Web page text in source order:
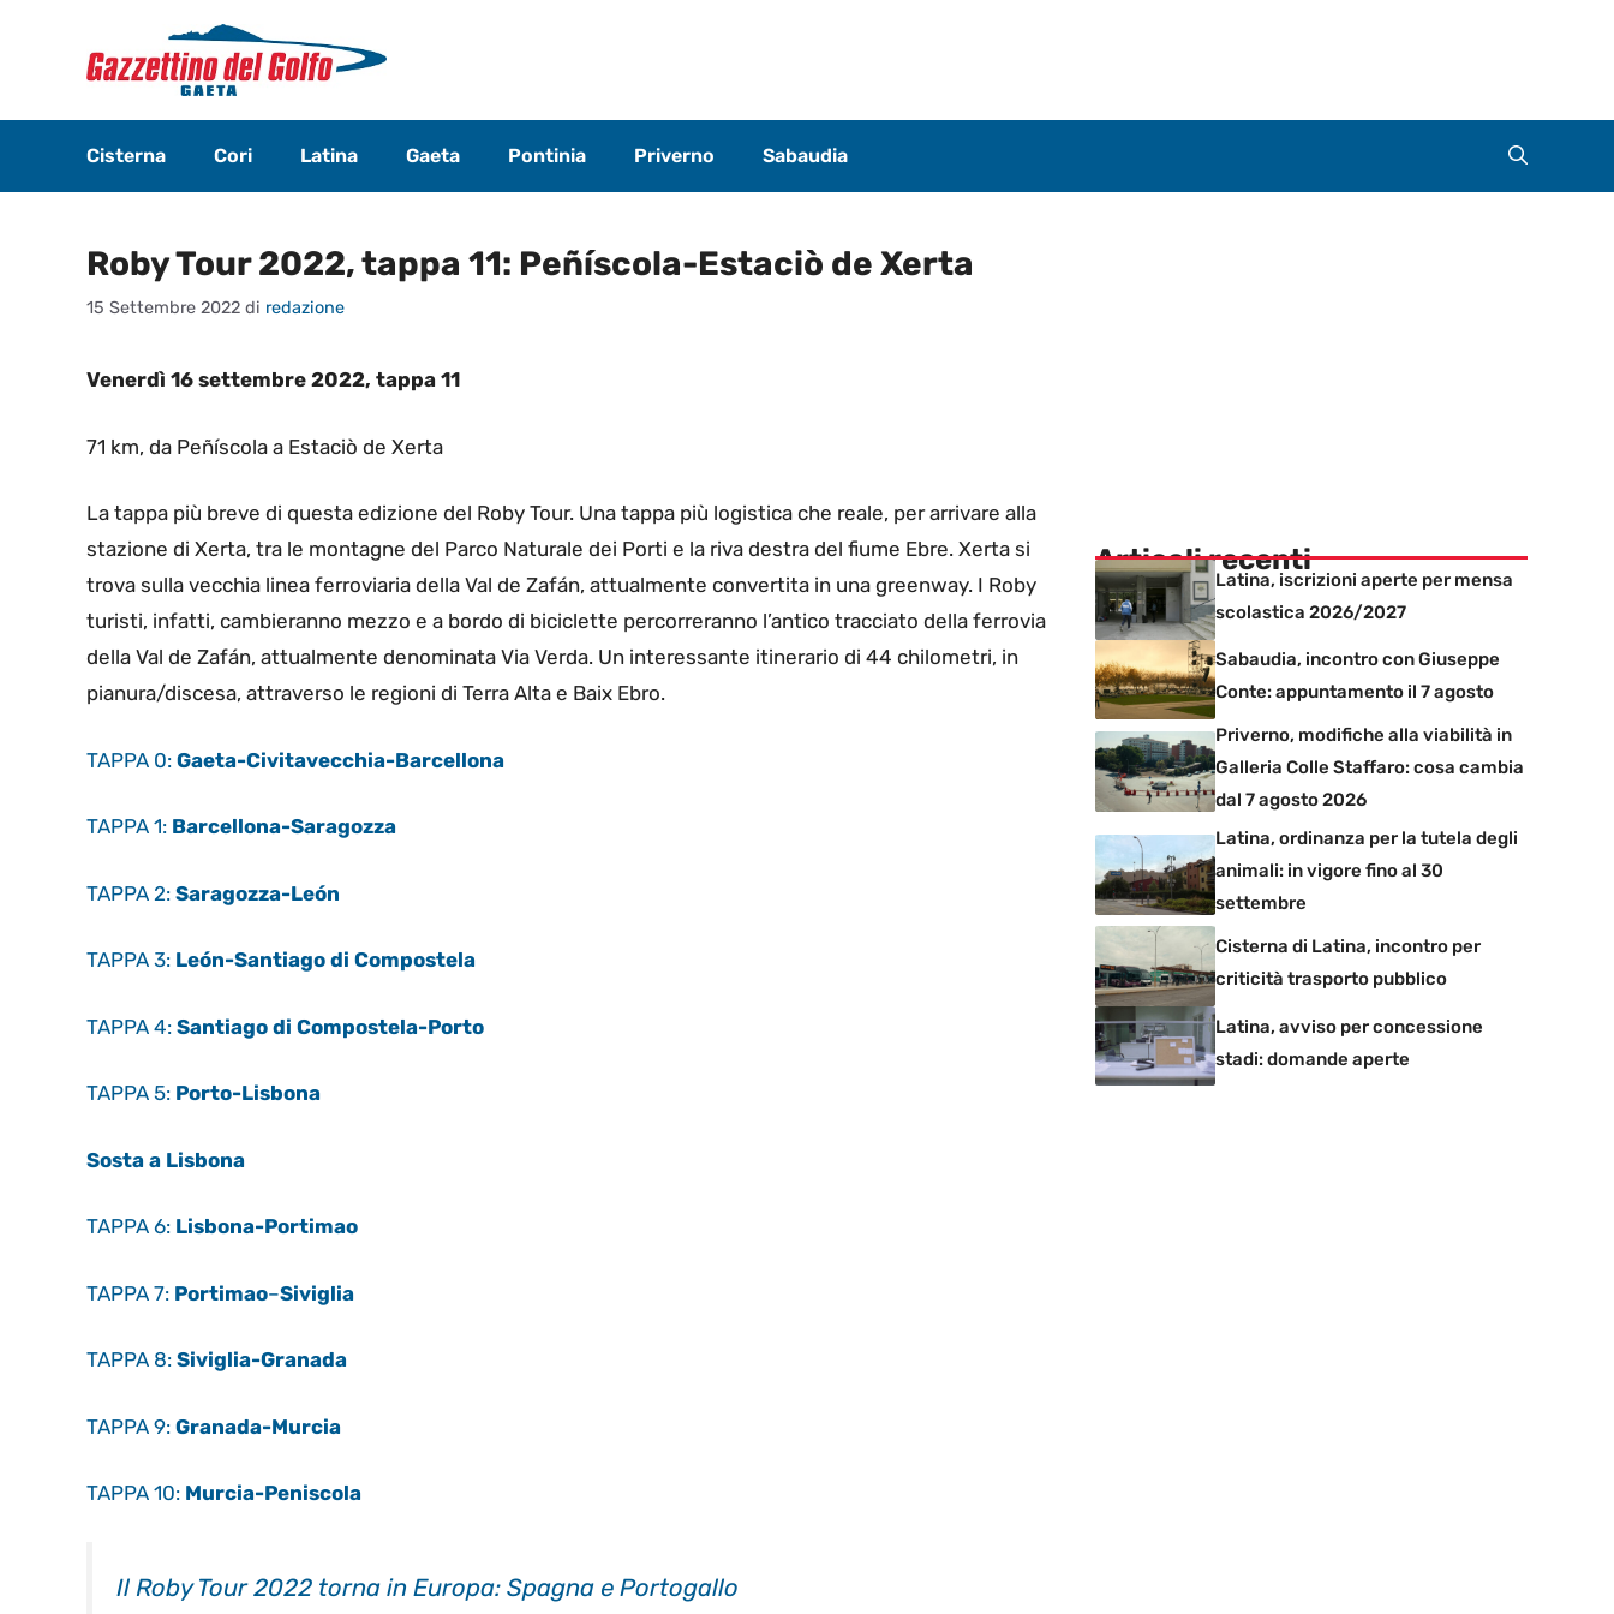
contenuto
Cisterna Cori Latina Gaeta Pontinia Priverno Sabaudia
Roby Tour 2022, tappa 11: Peñíscola-Estaciò de Xerta
15 Settembre 2022 di redazione
Venerdì 16 settembre 2022, tappa 11
71 km, da Peñíscola a Estaciò de Xerta
La tappa più breve di questa edizione del Roby Tour. Una tappa più logistica che reale, per arrivare alla
stazione di Xerta, tra le montagne del Parco Naturale dei Porti e la riva destra del fiume Ebre. Xerta si
trova sulla vecchia linea ferroviaria della Val de Zafán, attualmente convertita in una greenway. I Roby
turisti, infatti, cambieranno mezzo e a bordo di biciclette percorreranno l’antico tracciato della ferrovia
della Val de Zafán, attualmente denominata Via Verda. Un interessante itinerario di 44 chilometri, in
pianura/discesa, attraverso le regioni di Terra Alta e Baix Ebro.
TAPPA 0: Gaeta-Civitavecchia-Barcellona
TAPPA 1: Barcellona-Saragozza
TAPPA 2: Saragozza-León
TAPPA 3: León-Santiago di Compostela
TAPPA 4: Santiago di Compostela-Porto
TAPPA 5: Porto-Lisbona
Sosta a Lisbona
TAPPA 6: Lisbona-Portimao
TAPPA 7: Portimao–Siviglia
TAPPA 8: Siviglia-Granada
TAPPA 9: Granada-Murcia
TAPPA 10: Murcia-Peniscola
Articoli recenti
Latina, iscrizioni aperte per mensa
scolastica 2026/2027
Sabaudia, incontro con Giuseppe
Conte: appuntamento il 7 agosto
Priverno, modifiche alla viabilità in
Galleria Colle Staffaro: cosa cambia
dal 7 agosto 2026
Latina, ordinanza per la tutela degli
animali: in vigore fino al 30
settembre
Cisterna di Latina, incontro per
criticità trasporto pubblico
Latina, avviso per concessione
stadi: domande aperte